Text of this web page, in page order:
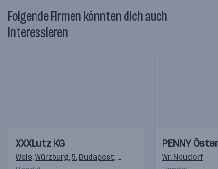
Folgende Firmen könnten dich auch
interessieren
Videos
Einblicke
Einblicke
XXXLutz KG
Wels,Würzburg, 5, Budapest, Ljubljana Reka, Rothrist
Videos
Einblicke
Einblicke
PENNY
Wr. Neudorf